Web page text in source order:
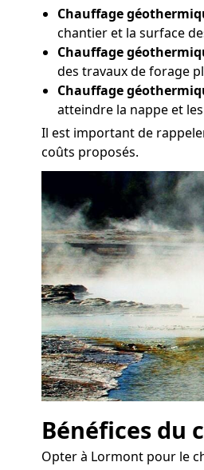
Chauffage
chantier et la surface
Chauffage
des travaux de forage
Chauffage
atteindre la nappe et
Il est important de
coûts proposés.
Bénéfices du
Opter à Lormont pour le